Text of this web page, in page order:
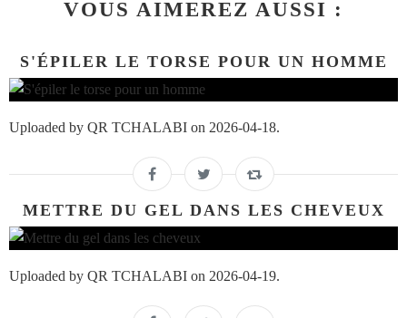
VOUS AIMEREZ AUSSI :
S'ÉPILER LE TORSE POUR UN HOMME
Uploaded by QR TCHALABI on 2026-04-18.
METTRE DU GEL DANS LES CHEVEUX
Uploaded by QR TCHALABI on 2026-04-19.